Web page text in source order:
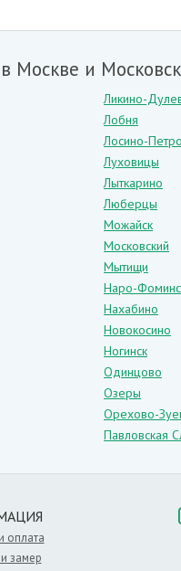
дизайн–проектах.
древесины, внутреннее
обеспечивает все
решение для любого
можно установить двери
отделочными
и
Ликино-
Лобня
Лосино-
Луховицы
Лыткарино
Люберцы
Можайск
Московский
Мытищи
Наро-
Нахабино
Новокосино
Ногинск
Одинцово
Озеры
Орехово-
Павловская
оплата
замер